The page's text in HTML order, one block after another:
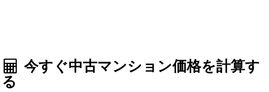
今すぐ中古マンション価格を計算す
る